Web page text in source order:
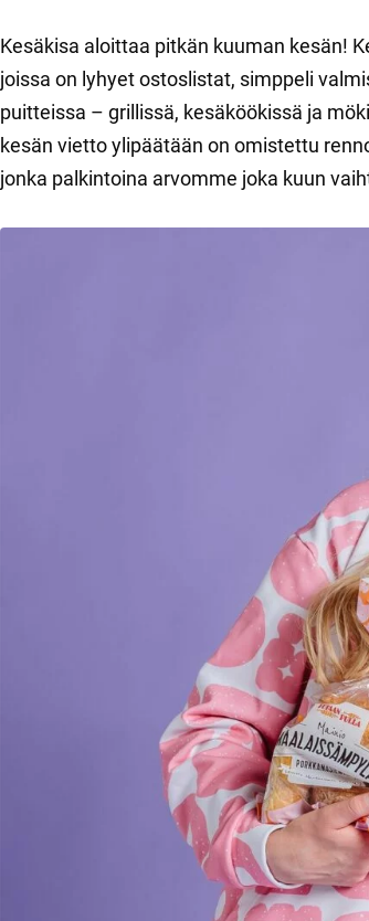
Kesäkisa aloittaa pitkän kuuman kesän!
joissa on lyhyet ostoslistat, simppeli
puitteissa – grillissä, kesäköökissä ja
kesän vietto ylipäätään on omistettu
jonka palkintoina arvomme joka kuun